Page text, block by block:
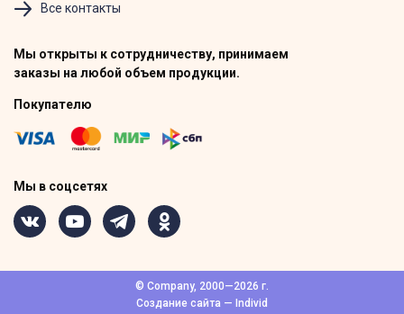
Все контакты
Мы открыты к сотрудничеству, принимаем
заказы на любой объем продукции.
Покупателю
Мы в соцсетях
© Company, 2000—2026 г.
Создание сайта — Individ